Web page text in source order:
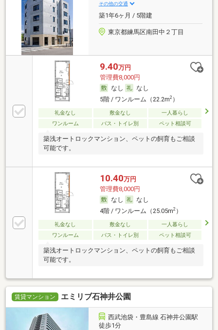
その他の交通
築1年6ヶ月 / 5階建
東京都練馬区南田中２丁目
9.40万円
管理費8,000円
なし
なし
5階 / ワンルーム（22.2m2）
礼金なし 敷金なし
一人暮らし
ワンルーム
バス・トイレ別 ペット相談可
築浅オートロックマンション、ペットの飼育もご相談
可能です。
10.40万円
管理費8,000円
なし
なし
4階 / ワンルーム（25.05m2）
礼金なし 敷金なし
一人暮らし
ワンルーム
バス・トイレ別 ペット相談可
築浅オートロックマンション、ペットの飼育もご相談
可能です。
賃貸マンション エミリブ石神井公園
西武池袋・豊島線 石神井公園駅
徒歩1分